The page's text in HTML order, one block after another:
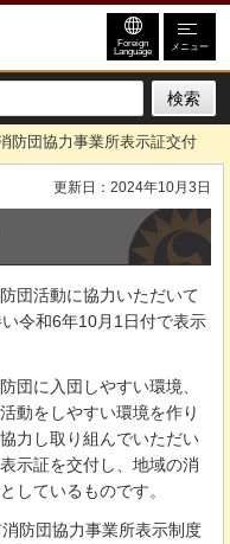
Foreign
Language メニュー
防団協力事業所表示証交付
更新日：2024年10月3日
団活動に協力いただいて
令和6年10月1日付で表示
団に入団しやすい環境、
動をしやすい環境を作り
力し取り組んでいただい
示証を交付し、地域の消
しているものです。
防団協力事業所表示制度